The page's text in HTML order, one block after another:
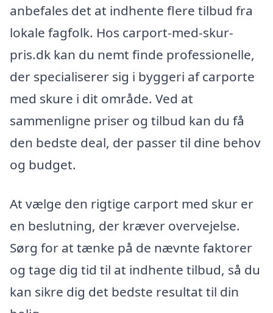
anbefales det at indhente flere tilbud fra
lokale fagfolk. Hos carport-med-skur-
pris.dk kan du nemt finde professionelle,
der specialiserer sig i byggeri af carporte
med skure i dit område. Ved at
sammenligne priser og tilbud kan du få
den bedste deal, der passer til dine behov
og budget.
At vælge den rigtige carport med skur er
en beslutning, der kræver overvejelse.
Sørg for at tænke på de nævnte faktorer
og tage dig tid til at indhente tilbud, så du
kan sikre dig det bedste resultat til din